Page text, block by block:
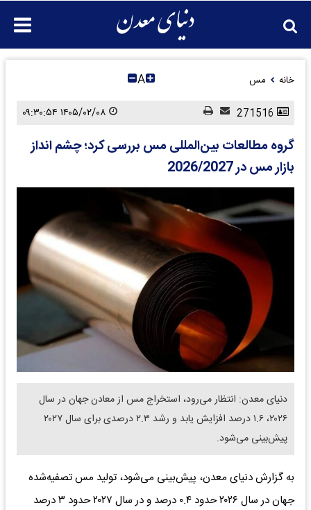
خانه مس A
گروه مطالعات بین‌المللی مس بررسی کرد؛ چشم انداز
بازار مس در 2026/2027
دنیای معدن: انتظار می‌رود، استخراج مس از معادن جهان در سال
۲۰۲۶، ۱.۶ درصد افزایش یابد و رشد ۲.۳ درصدی برای سال ۲۰۲۷
پیش‌بینی می‌شود.
به گزارش دنیای معدن، پیش‌بینی می‌شود، تولید مس تصفیه‌شده
جهان در سال ۲۰۲۶ حدود ۰.۴ درصد و در سال ۲۰۲۷ حدود ۳ درصد